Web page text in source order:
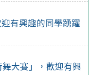
有興趣的同學踴躍
舞大賽」，歡迎有興